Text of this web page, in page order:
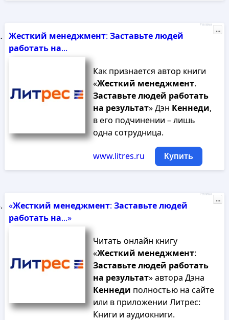
Жесткий менеджмент: Заставьтелюдей
работать на...
Как признается автор книги
«Жесткий менеджмент.
Заставьтелюдей работать
на результат» Дэн Кеннеди,
в его подчинении – лишь
одна сотрудница.
www.litres.ru Купить
Реклама
...
«Жесткий менеджмент: Заставьтелюдей
работать на...»
Читать онлайн книгу
«Жесткий менеджмент:
Заставьтелюдей работать
на результат» автора Дэна
Кеннеди полностью на сайте
или в приложении Литрес:
Книги и аудиокниги.
Реклама
...